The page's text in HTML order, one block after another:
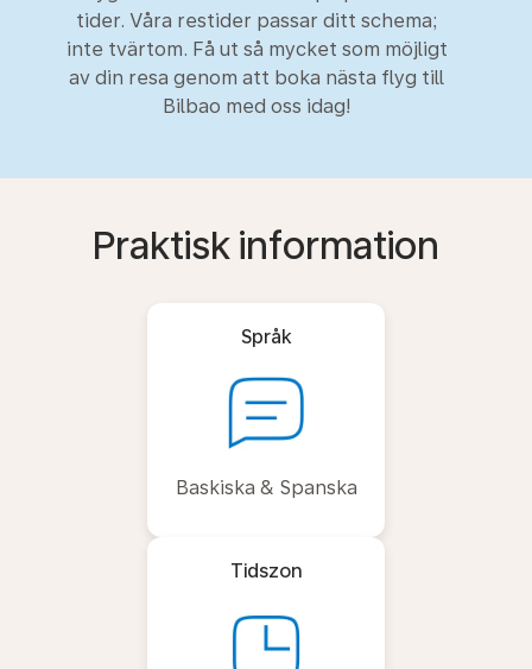
tider. Våra restider passar ditt schema;
inte tvärtom. Få ut så mycket som möjligt
av din resa genom att boka nästa flyg till
Bilbao med oss idag!
Praktisk information
Språk
Baskiska & Spanska
Tidszon